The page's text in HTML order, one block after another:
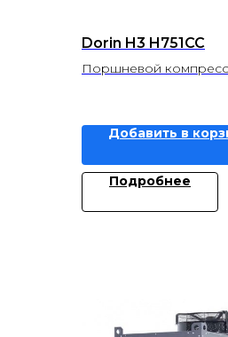
Dorin H3 H751CC
Поршневой
Добавить в
Подробнее